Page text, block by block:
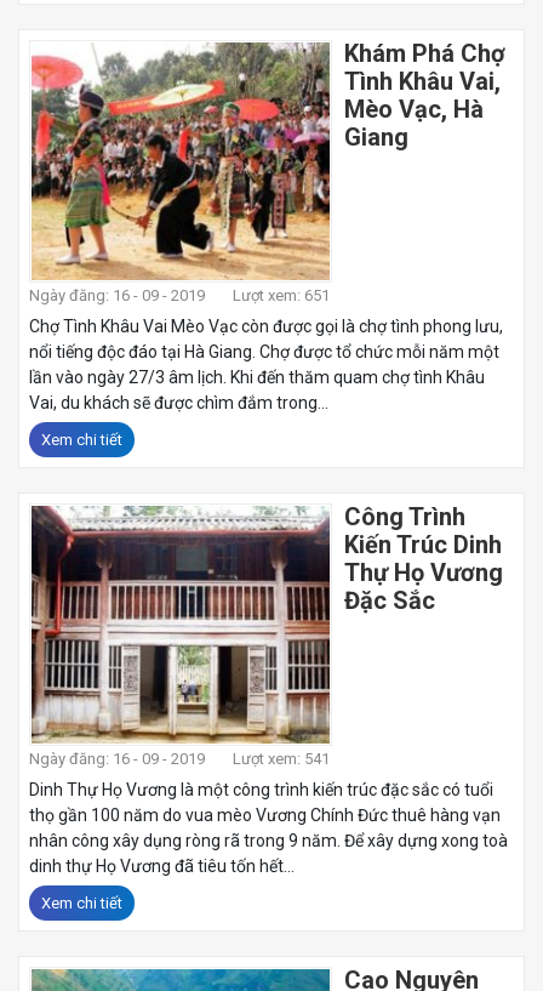
Khám Phá Chợ
Tình Khâu Vai,
Mèo Vạc, Hà
Giang
Ngày đăng: 16 - 09 - 2019 Lượt xem: 651
Chợ Tình Khâu Vai Mèo Vạc còn được gọi là chợ tình phong lưu,
nổi tiếng độc đáo tại Hà Giang. Chợ được tổ chức mỗi năm một
lần vào ngày 27/3 âm lịch. Khi đến thăm quam chợ tình Khâu
Vai, du khách sẽ được chìm đắm trong...
Xem chi tiết
Công Trình
Kiến Trúc Dinh
Thự Họ Vương
Đặc Sắc
Ngày đăng: 16 - 09 - 2019 Lượt xem: 541
Dinh Thự Họ Vương là một công trình kiến trúc đặc sắc có tuổi
thọ gần 100 năm do vua mèo Vương Chính Đức thuê hàng vạn
nhân công xây dụng ròng rã trong 9 năm. Để xây dựng xong toà
dinh thự Họ Vương đã tiêu tốn hết...
Xem chi tiết
Cao Nguyên